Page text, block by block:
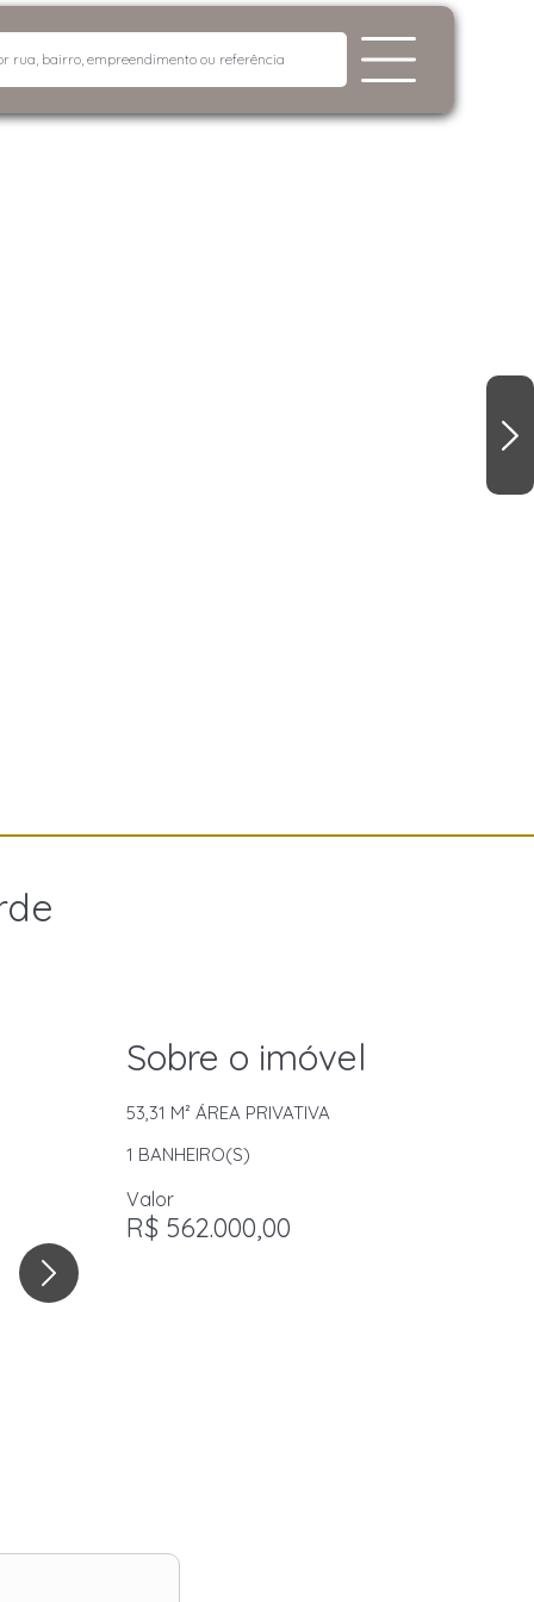
Sobre o imóvel
53,31 M² ÁREA PRIVATIVA
1 BANHEIRO(S)
Valor
R$ 562.000,00